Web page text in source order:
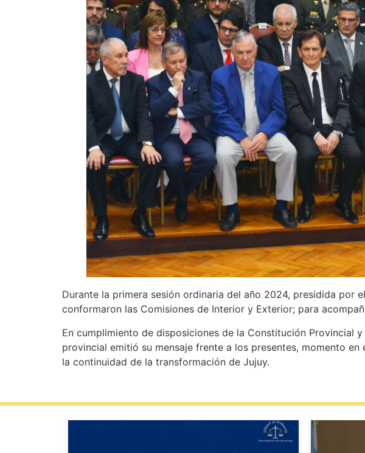
Durante la primera sesión ordinaria del año 2024, presidida por
conformaron las Comisiones de Interior y Exterior; para
En cumplimiento de disposiciones de la Constitución Provincial
provincial emitió su mensaje frente a los presentes, momento
la continuidad de la transformación de Jujuy.